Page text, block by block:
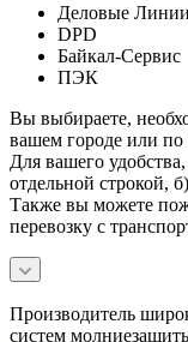
Деловые Линии
DPD
Байкал-Сервис
ПЭК
Вы выбираете,
вашем городе или
Для вашего
отдельной строкой,
Также вы можете
перевозку с
Производитель
систем